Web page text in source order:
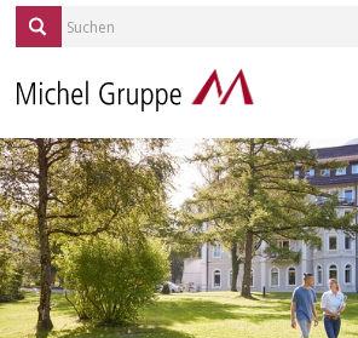
KONTAKT
PORTRAIT
MICHEL SERVICES
REPORTAGEN
QUELLE/ALP